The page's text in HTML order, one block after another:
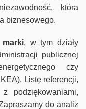
która
biznesowego.
marki, w tym działy
publicznej
czy
Listę referencji,
podziękowaniami,
do analiz